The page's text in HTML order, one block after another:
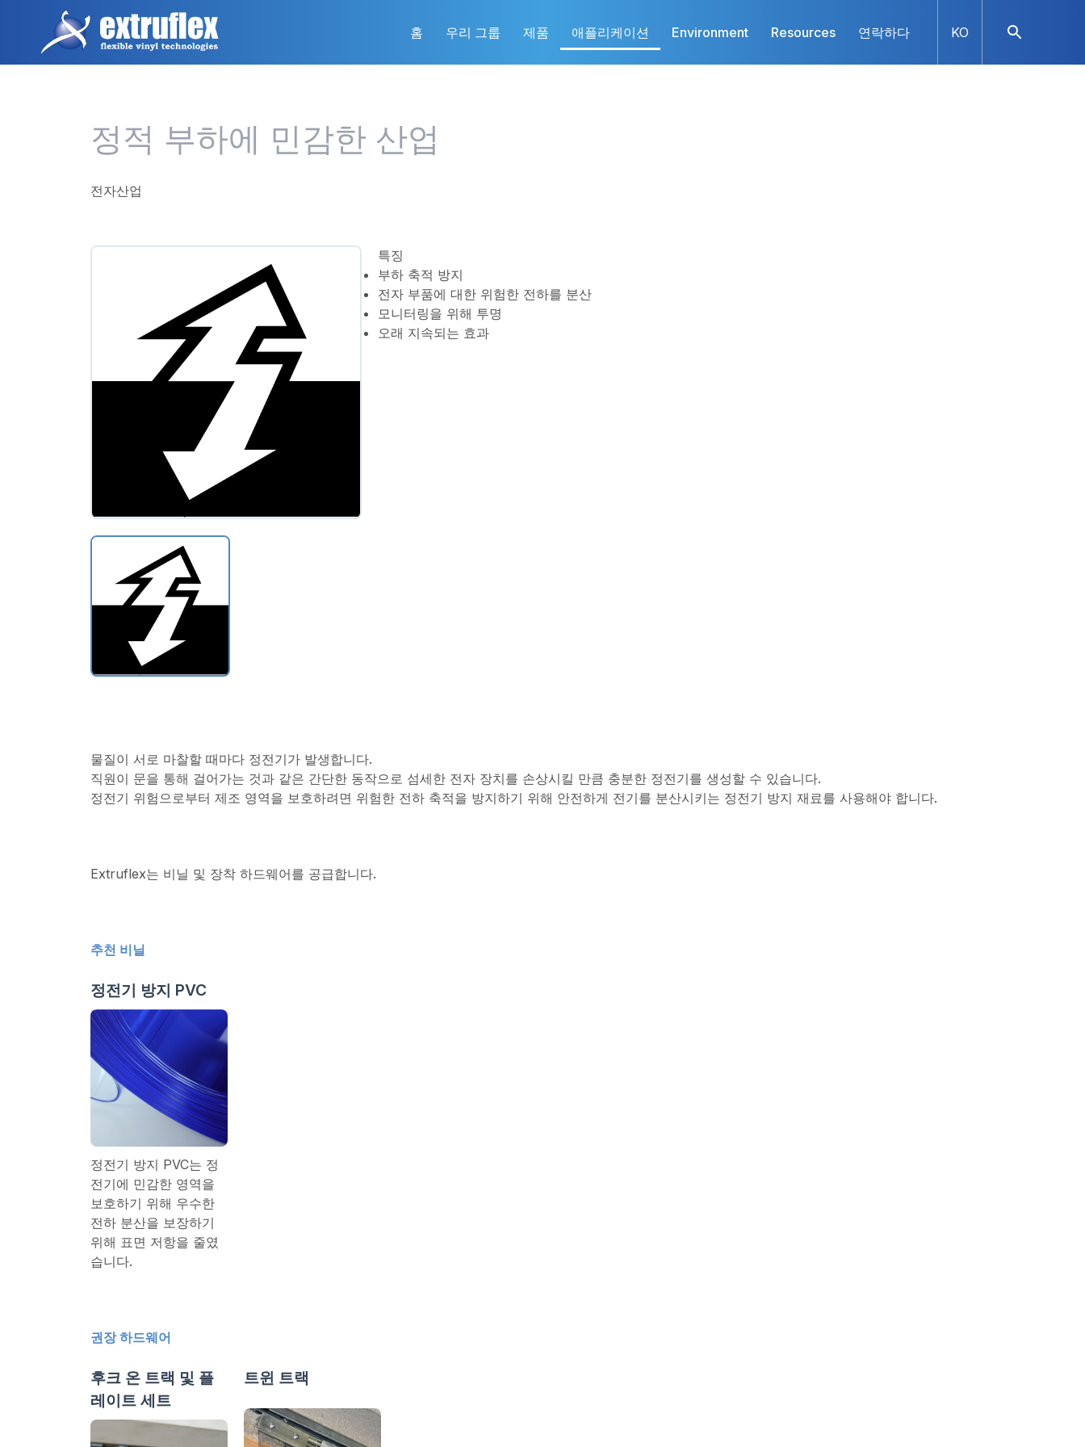
텐
홈 우리 그룹 제품 애플리케이션 Environment Resources 연락하다 KO
정적 부하에 민감한 산업
전자산업
특징
부하 축적 방지
전자 부품에 대한 위험한 전하를 분산
모니터링을 위해 투명
오래 지속되는 효과
물질이 서로 마찰할 때마다 정전기가 발생합니다.
직원이 문을 통해 걸어가는 것과 같은 간단한 동작으로 섬세한 전자 장치를 손상시킬 만큼 충분한 정전기를 생성할 수 있습니다.
정전기 위험으로부터 제조 영역을 보호하려면 위험한 전하 축적을 방지하기 위해 안전하게 전기를 분산시키는 정전기 방지 재료를 사용해야 합니다.
Extruflex는 비닐 및 장착 하드웨어를 공급합니다.
추천 비닐
정전기 방지 PVC
정전기 방지 PVC는 정
전기에 민감한 영역을
보호하기 위해 우수한
전하 분산을 보장하기
위해 표면 저항을 줄였
습니다.
권장 하드웨어
후크 온 트랙 및 플
레이트 세트
트윈 트랙